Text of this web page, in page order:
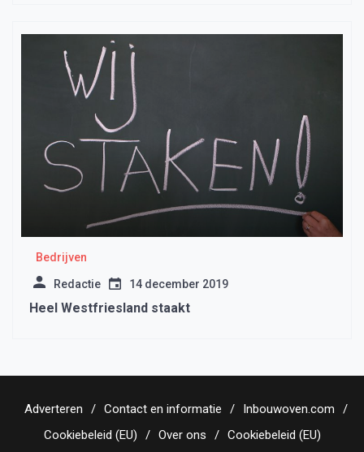
Bedrijven
Redactie 14 december 2019
Heel Westfriesland staakt
Adverteren Contact en informatie
Inbouwoven.com
Cookiebeleid (EU)
Over ons Cookiebeleid (EU)